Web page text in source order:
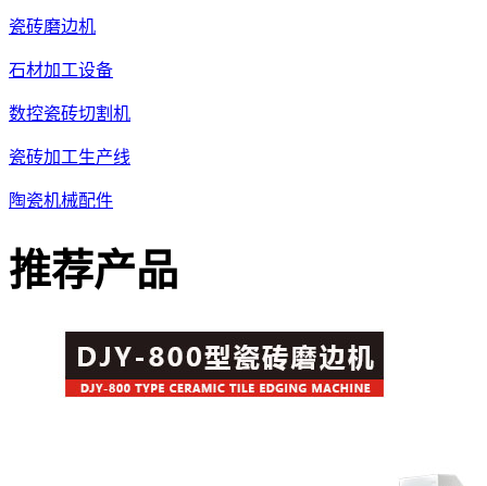
瓷砖磨边机
石材加工设备
数控瓷砖切割机
瓷砖加工生产线
陶瓷机械配件
推荐产品